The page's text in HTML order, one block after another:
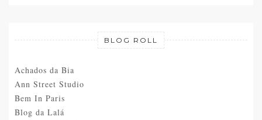
BLOG ROLL
Achados da Bia
Ann Street Studio
Bem In Paris
Blog da Lalá